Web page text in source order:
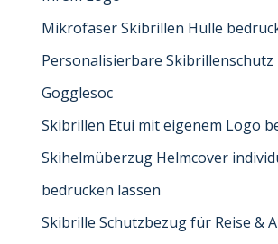
Mikrofaser Skibrillen Hülle
Personalisierbare Skibrillenschutz
Gogglesoc
Skibrillen Etui mit eigenem Logo
Skihelmüberzug Helmcover
bedrucken lassen
Skibrille Schutzbezug für Reise &